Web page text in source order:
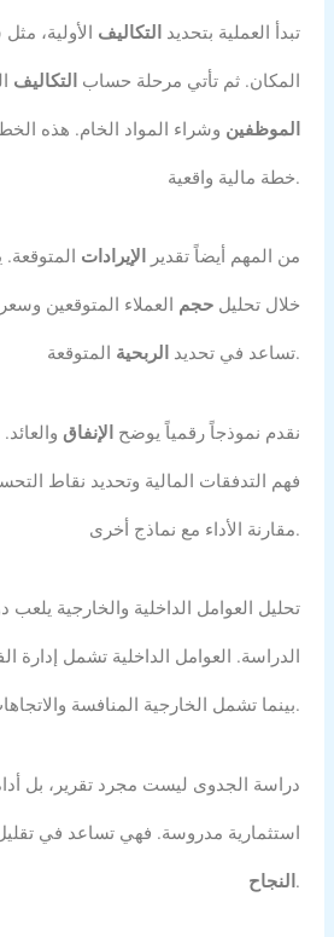
تبدأ العملية بتحديد التكاليف الأولية،
المكان. ثم تأتي مرحلة حساب التكاليف
الموظفين وشراء المواد الخام. هذه
خطة مالية واقعية.
من المهم أيضاً تقدير الإيرادات
خلال تحليل حجم العملاء المتوقعين
تساعد في تحديد الربحية المتوقعة.
نقدم نموذجاً رقمياً يوضح الإنفاق
فهم التدفقات المالية وتحديد نقاط
مقارنة الأداء مع نماذج أخرى.
تحليل العوامل الداخلية والخارجية يلعب
الدراسة. العوامل الداخلية تشمل إدارة
بينما تشمل الخارجية المنافسة والاتجاهات السوقية.
دراسة الجدوى ليست مجرد تقرير، بل
استثمارية مدروسة. فهي تساعد في
النجاح .